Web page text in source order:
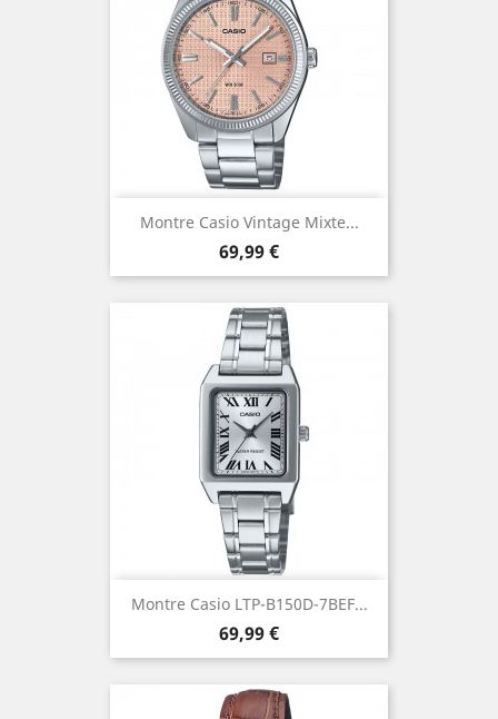
Montre Casio Vintage Mixte...
Prix
69,99 €
Montre Casio LTP-B150D-7BEF...
Prix
69,99 €